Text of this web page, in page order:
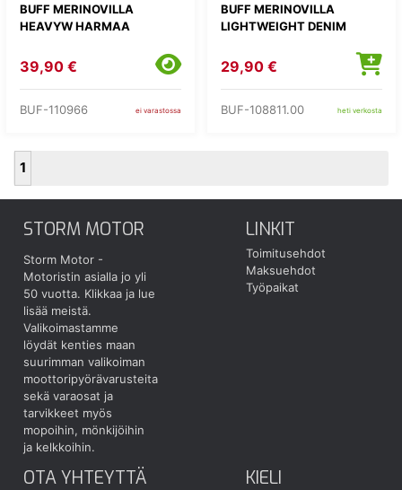
BUFF MERINOVILLA
HEAVYW HARMAA
39,90 €
BUF-110966 ei varastossa
BUFF MERINOVILLA
LIGHTWEIGHT DENIM
29,90 €
BUF-108811.00 heti verkosta
1
STORM MOTOR
Storm Motor -
Motoristin asialla jo yli
50 vuotta. Klikkaa ja lue
lisää meistä.
Valikoimastamme
löydät kenties maan
suurimman valikoiman
moottoripyörävarusteita
sekä varaosat ja
tarvikkeet myös
mopoihin, mönkijöihin
ja kelkkoihin.
LINKIT
Toimitusehdot
Maksuehdot
Työpaikat
OTA YHTEYTTÄ KIELI